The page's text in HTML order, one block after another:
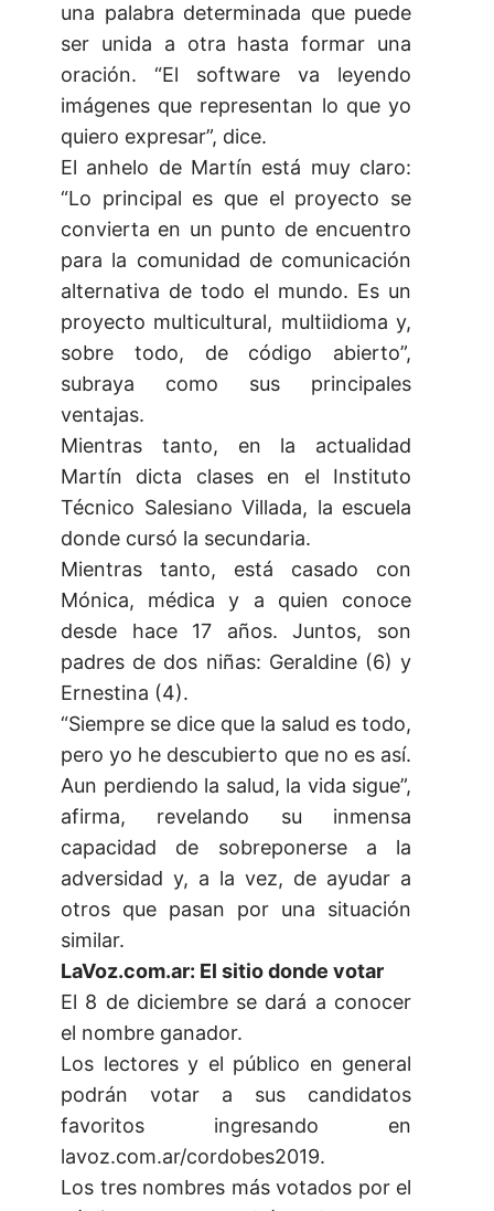
una palabra determinada que puede
ser unida a otra hasta formar una
oración. “El software va leyendo
imágenes que representan lo que yo
quiero expresar”, dice.
El anhelo de Martín está muy claro:
“Lo principal es que el proyecto se
convierta en un punto de encuentro
para la comunidad de comunicación
alternativa de todo el mundo. Es un
proyecto multicultural, multiidioma y,
sobre todo, de código abierto”,
subraya como sus principales
ventajas.
Mientras tanto, en la actualidad
Martín dicta clases en el Instituto
Técnico Salesiano Villada, la escuela
donde cursó la secundaria.
Mientras tanto, está casado con
Mónica, médica y a quien conoce
desde hace 17 años. Juntos, son
padres de dos niñas: Geraldine (6) y
Ernestina (4).
“Siempre se dice que la salud es todo,
pero yo he descubierto que no es así.
Aun perdiendo la salud, la vida sigue”,
afirma, revelando su inmensa
capacidad de sobreponerse a la
adversidad y, a la vez, de ayudar a
otros que pasan por una situación
similar.
LaVoz.com.ar: El sitio donde votar
El 8 de diciembre se dará a conocer
el nombre ganador.
Los lectores y el público en general
podrán votar a sus candidatos
favoritos ingresando en
lavoz.com.ar/cordobes2019.
Los tres nombres más votados por el